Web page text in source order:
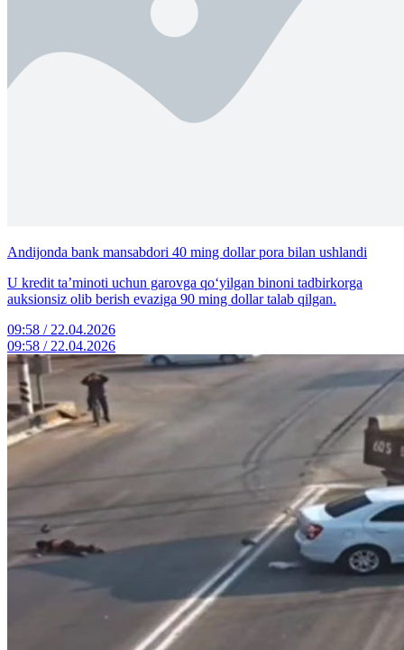
Andijonda bank mansabdori 40 ming dollar pora bilan ushlandi
U kredit ta’minoti uchun garovga qo‘yilgan binoni tadbirkorga
auksionsiz olib berish evaziga 90 ming dollar talab qilgan.
09:58 / 22.04.2026
09:58 / 22.04.2026